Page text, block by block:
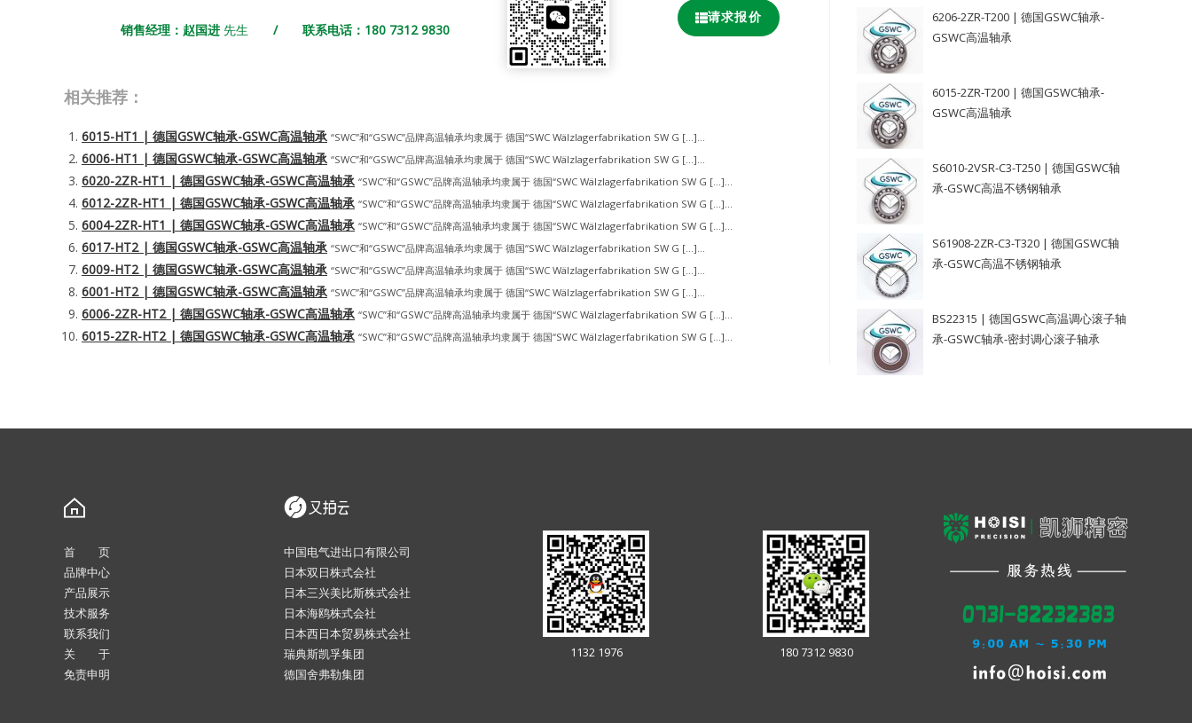
销售经理：赵国进先生 / 联系电话：180 7312 9830
请求报价
相关推荐：
6015-HT1 | 德国GSWC轴承-GSWC高温轴承 “SWC”和“GSWC”品牌高温轴承均隶属于 德国“SWC Wälzlagerfabrikation SW G […]...
6006-HT1 | 德国GSWC轴承-GSWC高温轴承 “SWC”和“GSWC”品牌高温轴承均隶属于 德国“SWC Wälzlagerfabrikation SW G […]...
6020-2ZR-HT1 | 德国GSWC轴承-GSWC高温轴承 “SWC”和“GSWC”品牌高温轴承均隶属于 德国“SWC Wälzlagerfabrikation SW G […]...
6012-2ZR-HT1 | 德国GSWC轴承-GSWC高温轴承 “SWC”和“GSWC”品牌高温轴承均隶属于 德国“SWC Wälzlagerfabrikation SW G […]...
6004-2ZR-HT1 | 德国GSWC轴承-GSWC高温轴承 “SWC”和“GSWC”品牌高温轴承均隶属于 德国“SWC Wälzlagerfabrikation SW G […]...
6017-HT2 | 德国GSWC轴承-GSWC高温轴承 “SWC”和“GSWC”品牌高温轴承均隶属于 德国“SWC Wälzlagerfabrikation SW G […]...
6009-HT2 | 德国GSWC轴承-GSWC高温轴承 “SWC”和“GSWC”品牌高温轴承均隶属于 德国“SWC Wälzlagerfabrikation SW G […]...
6001-HT2 | 德国GSWC轴承-GSWC高温轴承 “SWC”和“GSWC”品牌高温轴承均隶属于 德国“SWC Wälzlagerfabrikation SW G […]...
6006-2ZR-HT2 | 德国GSWC轴承-GSWC高温轴承 “SWC”和“GSWC”品牌高温轴承均隶属于 德国“SWC Wälzlagerfabrikation SW G […]...
6015-2ZR-HT2 | 德国GSWC轴承-GSWC高温轴承 “SWC”和“GSWC”品牌高温轴承均隶属于 德国“SWC Wälzlagerfabrikation SW G […]...
6206-2ZR-T200 | 德国GSWC轴承-
GSWC高温轴承
6015-2ZR-T200 | 德国GSWC轴承-
GSWC高温轴承
S6010-2VSR-C3-T250 | 德国GSWC轴
承-GSWC高温不锈钢轴承
S61908-2ZR-C3-T320 | 德国GSWC轴
承-GSWC高温不锈钢轴承
BS22315 | 德国GSWC高温调心滚子轴
承-GSWC轴承-密封调心滚子轴承
首 页
品牌中心
产品展示
技术服务
联系我们
关 于
免责申明
中国电气进出口有限公司
日本双日株式会社
日本三兴美比斯株式会社
日本海鸥株式会社
日本西日本贸易株式会社
瑞典斯凯孚集团
德国舍弗勒集团
1132 1976 180 7312 9830